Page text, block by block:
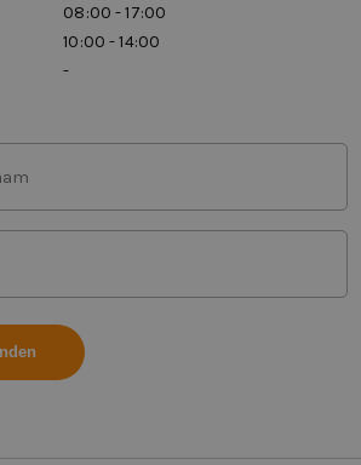
08:00 - 17:00
10:00 - 14:00
-